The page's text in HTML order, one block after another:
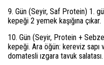
9. Gün (Seyir, Saf Protein) 1.
kepeği 2 yemek kaşığına çıkar.
10. Gün (Seyir, Protein +
kepeği. Ara öğün: kereviz sapı
domatesli ızgara tavuk